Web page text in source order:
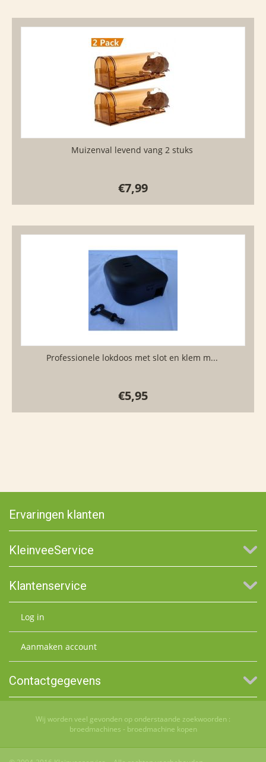
Muizenval levend vang 2 stuks
€7,99
​Professionele lokdoos met slot en klem m...
€5,95
Ervaringen klanten
KleinveeService
Klantenservice
Log in
Aanmaken account
Contactgegevens
Wij worden veel gevonden op onderstaande zoekwoorden :
broedmachines - broedmachine kopen